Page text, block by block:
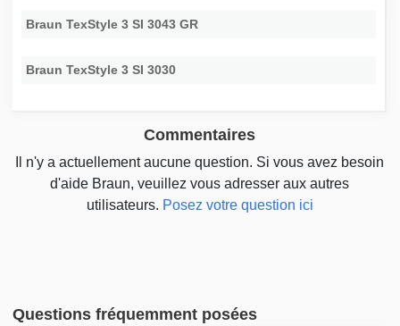
Braun TexStyle 3 SI 3043 GR
Braun TexStyle 3 SI 3030
Commentaires
Il n'y a actuellement aucune question. Si vous avez besoin
d'aide Braun, veuillez vous adresser aux autres
utilisateurs. Posez votre question ici
Questions fréquemment posées